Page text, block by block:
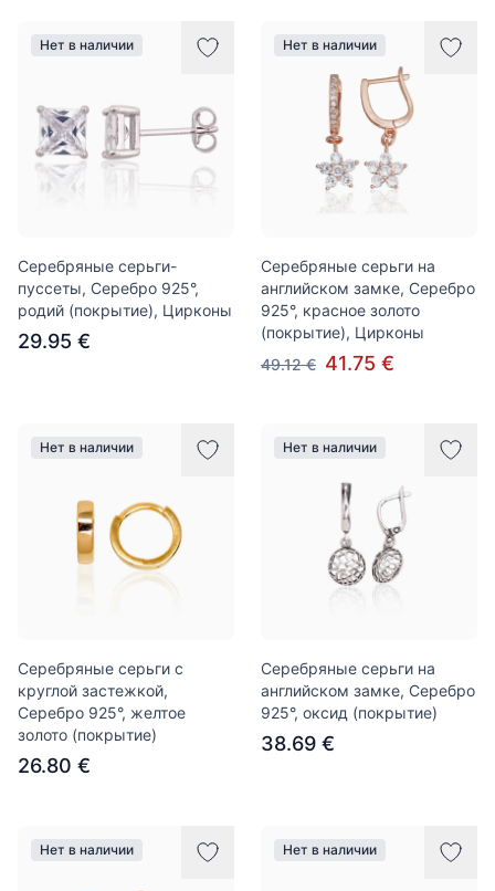
Нет в наличии
Серебряные серьги-
пуссеты, Серебро 925°,
родий (покрытие), Цирконы
29.95 €
Нет в наличии
Серебряные серьги на
английском замке, Серебро
925°, красное золото
(покрытие), Цирконы
49.12 € 41.75 €
Нет в наличии
Серебряные серьги с
круглой застежкой,
Серебро 925°, желтое
золото (покрытие)
26.80 €
Нет в наличии
Серебряные серьги на
английском замке, Серебро
925°, оксид (покрытие)
38.69 €
Нет в наличии Нет в наличии